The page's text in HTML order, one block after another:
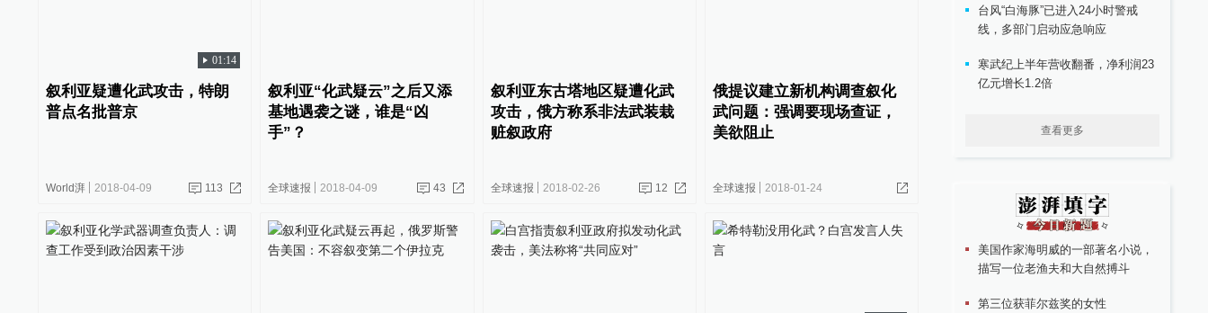
01:14
叙利亚疑遭化武攻击，特朗
普点名批普京
World湃 2018-04-09 113
叙利亚“化武疑云”之后又添
基地遇袭之谜，谁是“凶
手”？
全球速报 2018-04-09 43
叙利亚东古塔地区疑遭化武
攻击，俄方称系非法武装栽
赃叙政府
全球速报 2018-02-26 12
俄提议建立新机构调查叙化
武问题：强调要现场查证，
美欲阻止
全球速报 2018-01-24
台风“白海豚”已进入24小时警戒
线，多部门启动应急响应
寒武纪上半年营收翻番，净利润23
亿元增长1.2倍
查看更多
美国作家海明威的一部著名小说，
描写一位老渔夫和大自然搏斗
第三位获菲尔兹奖的女性